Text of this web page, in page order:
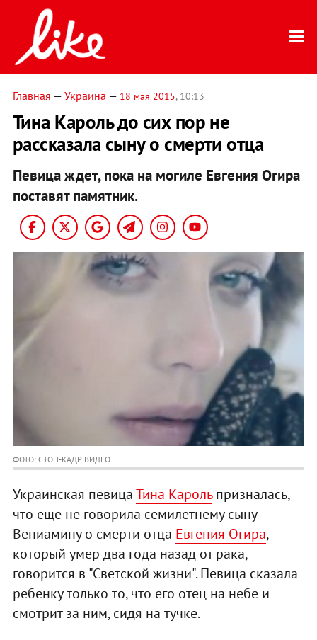
Главная — Украина — 18 мая 2015, 10:13
Тина Кароль до сих пор не
рассказала сыну о смерти отца
Певица ждет, пока на могиле Евгения Огира
поставят памятник.
ФОТО: СТОП-КАДР ВИДЕО
Украинская певицаТина Карольпризналась,
что еще не говорила семилетнему сыну
Вениамину о смерти отца Евгения Огира,
который умер два года назад от рака,
говорится в "Светской жизни". Певица сказала
ребенку только то, что его отец на небе и
смотрит за ним, сидя на тучке.